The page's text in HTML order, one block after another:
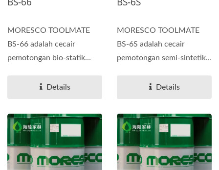
MORESCO TOOLMATE
BS-66 adalah cecair
pemotongan bio-statik
dibangunkan...Details
MORESCO TOOLMATE
BS-6S adalah cecair
pemotongan semi-sintetik
berprestasi...Details